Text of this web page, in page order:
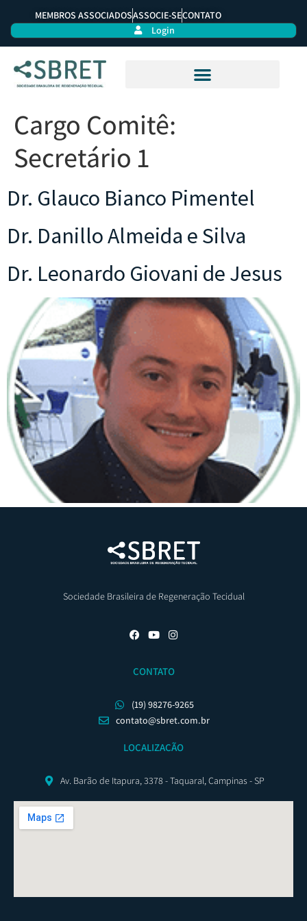
MEMBROS ASSOCIADOSASSOCIE-SECONTATO
Login
Cargo Comitê:
Secretário 1
Dr. Glauco Bianco Pimentel
Dr. Danillo Almeida e Silva
Dr. Leonardo Giovani de Jesus
Sociedade Brasileira de Regeneração Tecidual
CONTATO
(19) 98276-9265
contato@sbret.com.br
LOCALIZAÇÃO
Av. Barão de Itapura, 3378 - Taquaral, Campinas - SP